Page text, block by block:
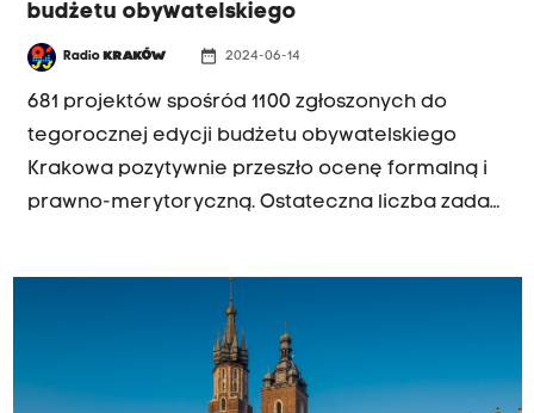
budżetu obywatelskiego
Radio KRAKÓW date_range 2024-06-14
681 projektów spośród 1100 zgłoszonych do
tegorocznej edycji budżetu obywatelskiego
Krakowa pozytywnie przeszło ocenę formalną i
prawno-merytoryczną. Ostateczna liczba zadań,
odwoławczej. Wartość budżetu wynosi 46 mln zł.